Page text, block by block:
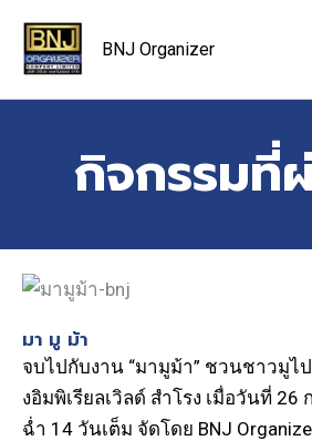
content
BNJ Organizer
กิจกรรมที่
มา มู ม้า
จบไปกับงาน “มามูม้า” ชวนชาวมูไ
งอิมพิเรียลเวิลด์ สำโรง เมื่อวันที่ 26
ฉ่ำ 14 วันเต็ม จัดโดย BNJ